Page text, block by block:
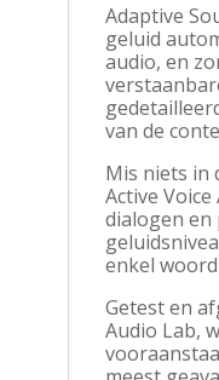
Adaptive
geluid
audio, en
van de
Mis niets in
Active
dialogen en
enkel
Getest en
Audio Lab,